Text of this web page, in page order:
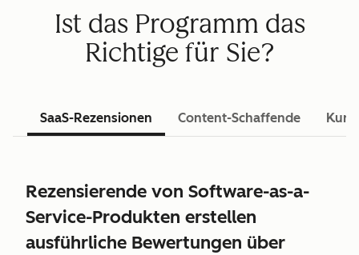
Ist das Programm das
Richtige für Sie?
SaaS-Rezensionen Content-Schaffende
Rezensierende von Software-as-a-
Service-Produkten erstellen
ausführliche Bewertungen über